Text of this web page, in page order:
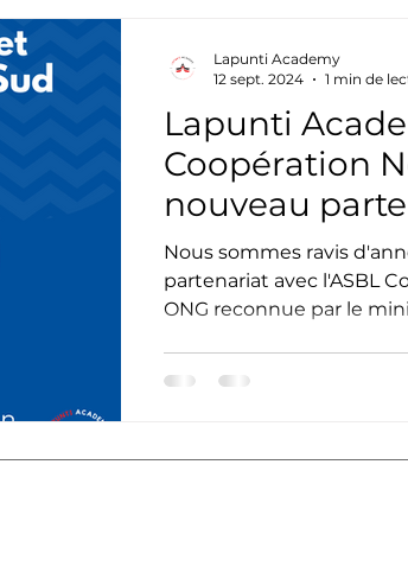
Lapunti
Coopération
nouveau
service de
Nous sommes ravis
partenariat avec l'ASBL
ONG reconnue par le
Lapunti Academy
12 sept. 2024
1 min de